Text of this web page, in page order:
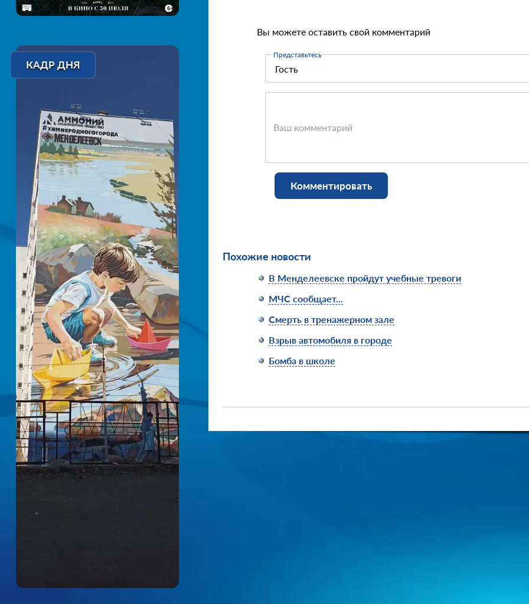
КАДР ДНЯ
Вы можете оставить свой комментарий
Представьтесь
Ваш комментарий
Комментировать
Похожие новости
В Менделеевске пройдут учебные тревоги
МЧС сообщает...
Смерть в тренажерном зале
Взрыв автомобиля в городе
Бомба в школе